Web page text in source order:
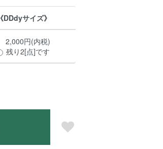
《DDdyサイズ》
2,000円(内税)
残り2[点]です